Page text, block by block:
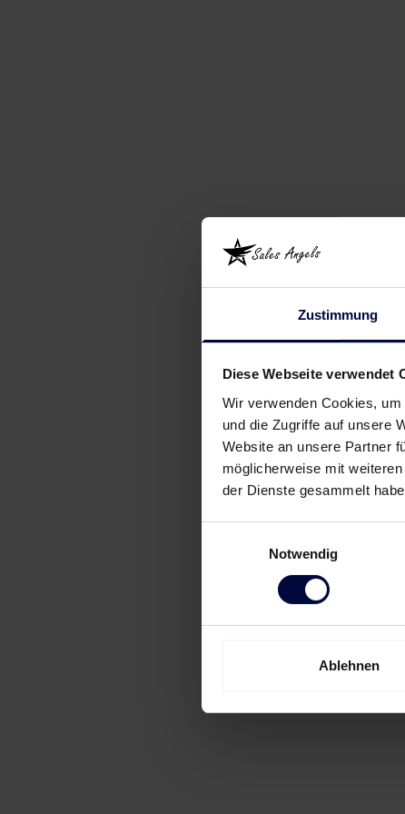
Zustimmung
Diese Webseite verwendet
Wir verwenden Cookies,
und die Zugriffe auf unsere
Website an unsere Partner
möglicherweise mit
der Dienste gesammelt
Notwendig
Ablehnen